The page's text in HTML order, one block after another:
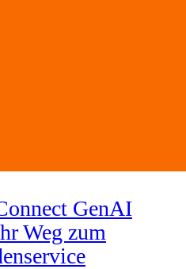
GenAI
Weg zum